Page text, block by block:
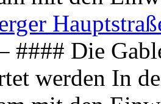
#### Die
werden In